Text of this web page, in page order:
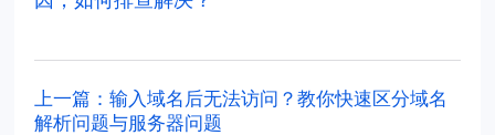
上一篇：输入域名后无法访问？教你快速区分域名
解析问题与服务器问题